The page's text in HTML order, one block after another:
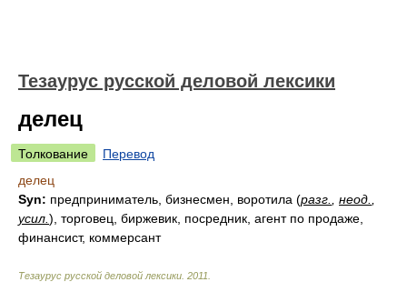
Тезаурус русской деловой лексики
делец
Толкование
Перевод
делец
Syn: предприниматель, бизнесмен, воротила (разг. неод.
усил. ), торговец, биржевик, посредник, агент по продаже,
финансист, коммерсант
Тезаурус русской деловой лексики 2011